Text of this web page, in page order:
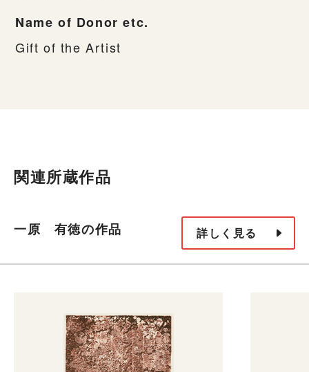
Name of Donor etc.
Gift of the Artist
関連所蔵作品
一原 有徳の作品 詳しく見る